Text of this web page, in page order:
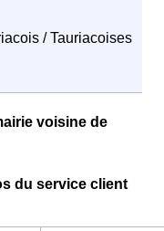
/ Tauriacoises
voisine de
du service client